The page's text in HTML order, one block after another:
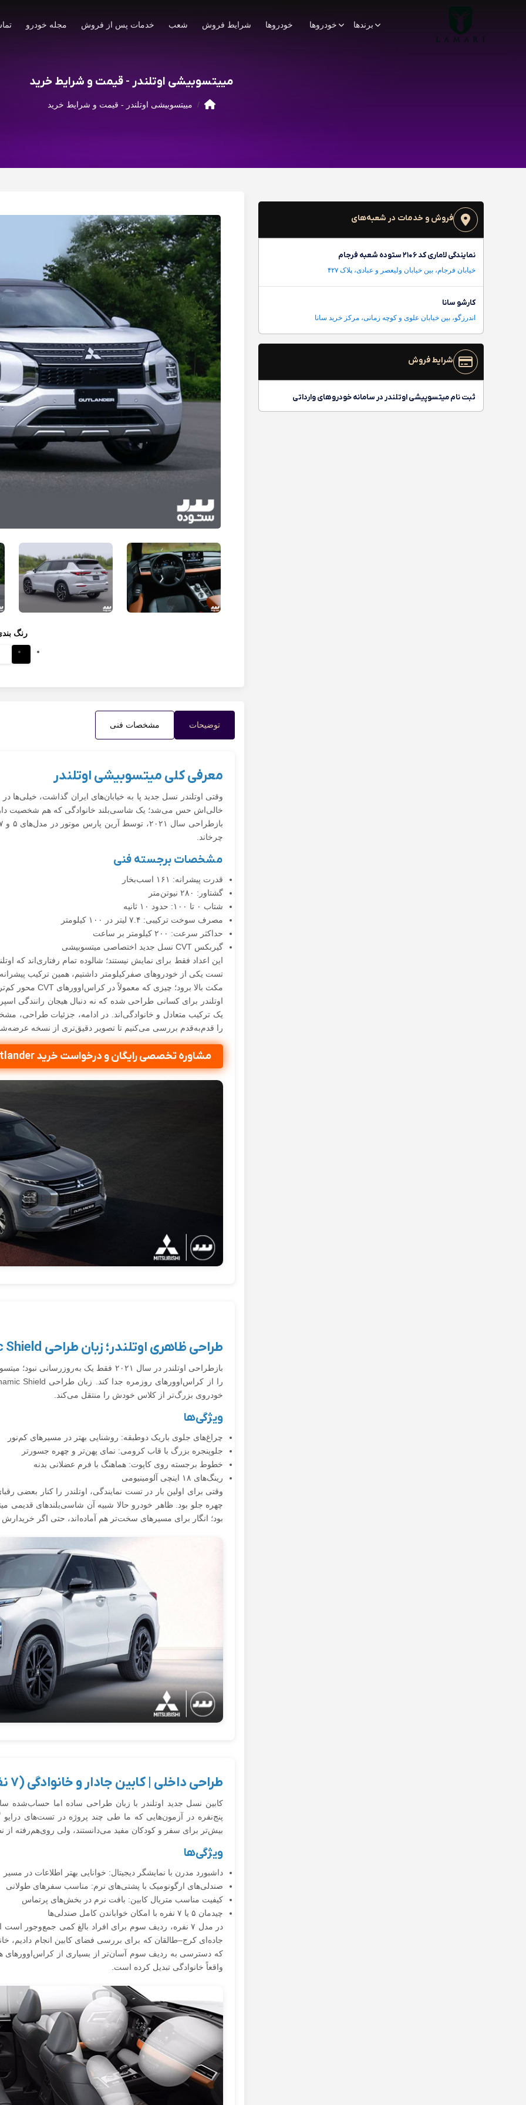
برندها خودروها خودروها شرایط فروش شعب خدمات پس از فروش مجله خودرو
مییتسوبیشی اوتلندر - قیمت و شرایط خرید
مییتسوبیشی اوتلندر - قیمت و شرایط خرید
رنگ
توضیحات مشخصات فنی
معرفی کلی میتسوبیشی اوتلندر
وقتی اوتلندر نسل جدید پا به خیابان‌های ایران گذاشت، خیلی‌ها
خالی‌اش حس می‌شد؛ یک شاسی‌بلند خانوادگی که هم شخصیت
چرخاند.
مشخصات برجسته فنی
قدرت پیشرانه: ۱۶۱ اسب‌بخار
گشتاور: ۲۸۰ نیوتن‌متر
شتاب ۰ تا ۱۰۰: حدود ۱۰ ثانیه
مصرف سوخت ترکیبی: ۷.۴ لیتر در ۱۰۰ کیلومتر
حداکثر سرعت: ۲۰۰ کیلومتر بر ساعت
گیربکس CVT نسل جدید اختصاصی میتسوبیشی
این اعداد فقط برای نمایش نیستند؛ شالوده تمام رفتاری‌اند که
تست یکی از خودروهای صفرکیلومتر داشتیم، همین ترکیب
مکث بالا برود؛ چیزی که معمولاً در کراس‌اوورهای CVT محور کم‌تر دیده‌ایم.
اوتلندر برای کسانی طراحی شده که نه دنبال هیجان رانندگی
یک ترکیب متعادل و خانوادگی‌اند. در ادامه، جزئیات طراحی،
را قدم‌به‌قدم بررسی می‌کنیم تا تصویر دقیق‌تری از نسخه
مشاوره تخصصی رایگان و درخواست خرید Mitsubishi Outlander
طراحی ظاهری اوتلندر؛ زبان طراحی Dynamic Shield
بازطراحی اوتلندر در سال ۲۰۲۱ فقط یک
خودروی بزرگ‌تر از کلاس خودش را منتقل می‌کند.
ویژگی‌ها
چراغ‌های جلوی باریک دو‌طبقه: روشنایی بهتر در مسیرهای کم‌نور
جلوپنجره بزرگ با قاب کرومی: نمای پهن‌تر و چهره جسورتر
خطوط برجسته روی کاپوت: هماهنگ با فرم عضلانی بدنه
رینگ‌های ۱۸ اینچی آلومینیومی
وقتی برای اولین بار در تست نمایندگی، اوتلندر را کنار بعضی
چهره جلو بود. ظاهر خودرو حالا شبیه آن شاسی‌بلندهای قدیمی
بود؛ انگار برای مسیرهای سخت‌تر هم آماده‌اند، حتی اگر
طراحی داخلی | کابین جادار و خانوادگی (۷ نفره)
کابین نسل جدید اوتلندر با زبان طراحی ساده اما حساب‌شده
پنج‌نفره در آزمون‌هایی که ما طی چند پروژه در تست‌های
بیش‌تر برای سفر و کودکان مفید می‌دانستند، ولی روی‌هم‌رفته
ویژگی‌ها
داشبورد مدرن با نمایشگر دیجیتال: خوانایی بهتر اطلاعات در مسیر
صندلی‌های ارگونومیک با پشتی‌های نرم: مناسب سفرهای طولانی
کیفیت مناسب متریال کابین: بافت نرم در بخش‌های پرتماس
چیدمان ۵ یا ۷ نفره با امکان خواباندن کامل صندلی‌ها
در مدل ۷ نفره، ردیف سوم برای افراد بالغ کمی جمع‌وجور
جاده‌ای کرج–طالقان که برای بررسی فضای کابین انجام دادیم،
که دسترسی به ردیف سوم آسان‌تر از بسیاری از کراس‌اوورهای
واقعاً خانوادگی تبدیل کرده است.
فروش و خدمات در شعبه‌های
نمایندگی لاماری کد ۲۱۰۶ ستوده شعبه فرجام
خیابان فرجام، بین خیابان ولیعصر و عبادی، پلاک ۴۲۷
کارشو سانا
اندرزگو، بین خیابان علوی و کوچه زمانی، مرکز خرید سانا
شرایط فروش
ثبت نام میتسوپیشی اوتلندر در سامانه خودروهای وارداتی